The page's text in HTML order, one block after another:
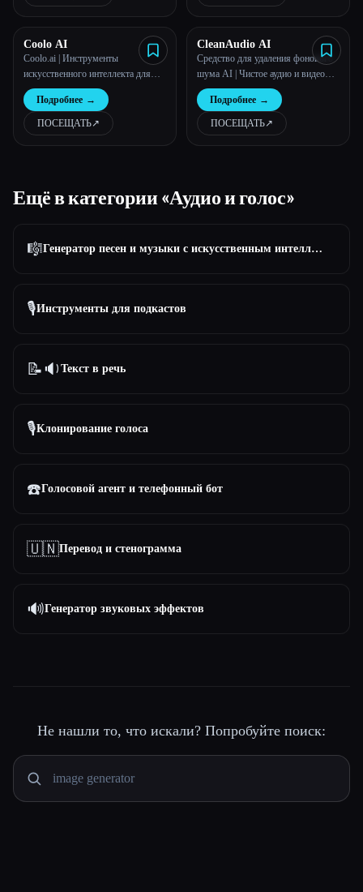
Coolo AI
Coolo.ai | Инструменты
искусственного интеллекта для
музыки — удаляйте вокал,
разделяйте звуки
Подробнее →
ПОСЕЩАТЬ↗︎
CleanAudio AI
Средство для удаления фонового
шума AI | Чистое аудио и видео
онлайн
Подробнее →
ПОСЕЩАТЬ↗︎
Ещё в категории «Аудио и голос»
🎼 Генератор песен и музыки с искусственным интеллектом
🎙️Инструменты для подкастов
📝🔉 Текст в речь
🎙️Клонирование голоса
☎️Голосовой агент и телефонный бот
🇺🇳Перевод и стенограмма
🔊Генератор звуковых эффектов
Не нашли то, что искали? Попробуйте поиск: